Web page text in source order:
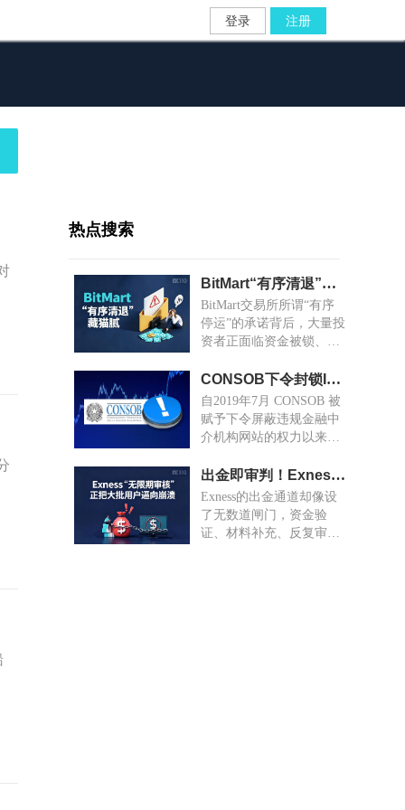
登录 注册
热点搜索
BitMart“有序清退”藏猫腻：大额资金锁死，小额随机放款
BitMart交易所所谓“有序
停运”的承诺背后，大量投
资者正面临资金被锁、提
CONSOB下令封锁Igcapitaleurope.com等6个投资网站
自2019年7月 CONSOB 被
赋予下令屏蔽违规金融中
介机构网站的权力以来，
1799个。其中，233 个与
加密资产相关活动有关。
出金即审判！Exness“无限期审核”正把大批用户逼向崩溃
Exness的出金通道却像设
了无数道闸门，资金验
证、材料补充、反复审